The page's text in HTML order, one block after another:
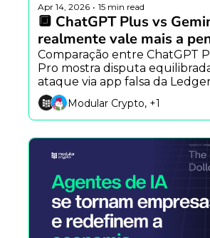
Apr 14, 2026 • 15 min read
🔲 ChatGPT Plus vs
realmente vale mais a
Comparação entre ChatGPT
Pro mostra disputa
ataque via app falsa da
do Claude Mythos reforçam
da IA.Modular Crypto, +1